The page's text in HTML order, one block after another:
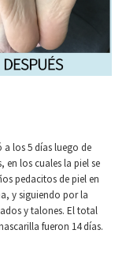
a los 5 días luego de
los cuales la piel se
pedacitos de piel en
y siguiendo por la
y talones. El total
fueron 14 días.